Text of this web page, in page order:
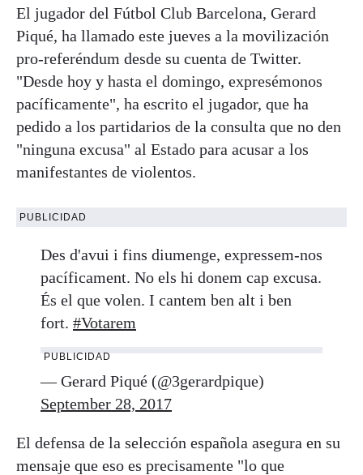
El jugador del Fútbol Club Barcelona, Gerard
Piqué, ha llamado este jueves a la movilización
pro-referéndum desde su cuenta de Twitter.
"Desde hoy y hasta el domingo, expresémonos
pacíficamente", ha escrito el jugador, que ha
pedido a los partidarios de la consulta que no den
"ninguna excusa" al Estado para acusar a los
manifestantes de violentos.
PUBLICIDAD
Des d'avui i fins diumenge, expressem-nos
pacíficament. No els hi donem cap excusa.
És el que volen. I cantem ben alt i ben
fort. #Votarem
PUBLICIDAD
— Gerard Piqué (@3gerardpique)
September 28, 2017
El defensa de la selección española asegura en su
mensaje que eso es precisamente "lo que